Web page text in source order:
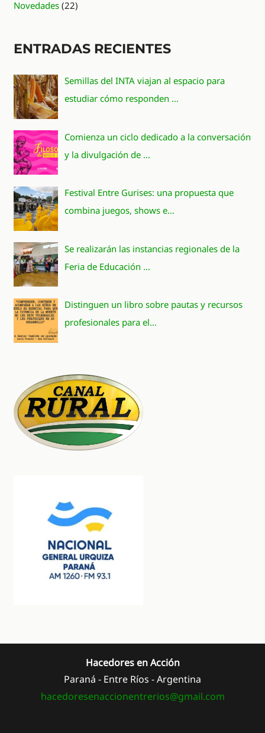
Novedades (22)
ENTRADAS RECIENTES
Semillas del INTA viajan al espacio para
estudiar cómo responden …
Comienza un ciclo dedicado a la conversación
y la divulgación de …
Festival Entre Gurises: una propuesta que
combina juegos, shows e…
Se realizarán las instancias regionales de la
Feria de Educación …
Distinguen un libro sobre pautas y recursos
profesionales para el…
Hacedores en Acción
Paraná - Entre Ríos - Argentina
hacedoresenaccionentrerios@gmail.com